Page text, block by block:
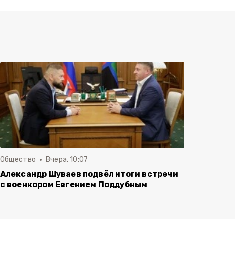
Общество Вчера, 10:07
Александр Шуваев подвёл итоги встречи
с военкором Евгением Поддубным